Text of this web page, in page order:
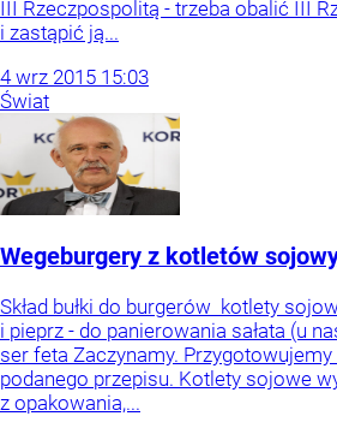
III Rzeczpospolitą - trzeba obalić III
i zastąpić ją...
4 wrz 2015 15:03
Świat
Wegeburgery z kotletów
Skład bułki do burgerów kotlety
i pieprz - do panierowania sałata (u
ser feta Zaczynamy. Przygotowujemy
podanego przepisu. Kotlety sojowe
z opakowania,...